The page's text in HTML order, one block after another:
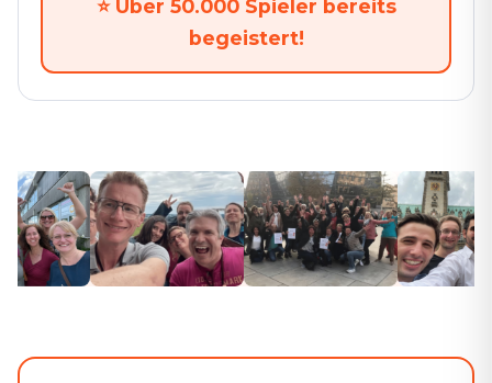
⭐ Über 50.000 Spieler bereits
begeistert!